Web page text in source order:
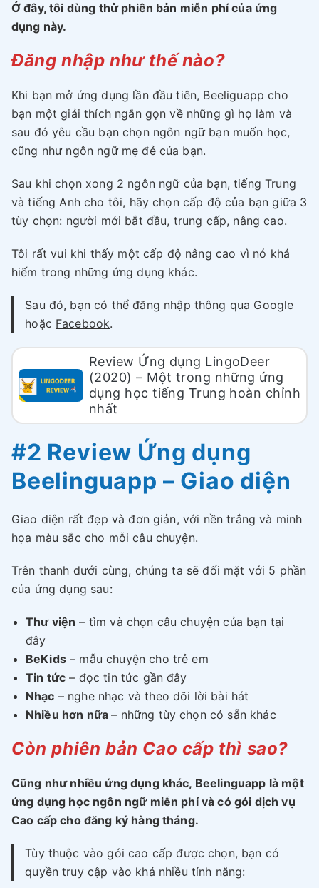
Ở đây, tôi dùng thử phiên bản miễn phí của ứng
dụng này.
Đăng nhập như thế nào?
Khi bạn mở ứng dụng lần đầu tiên, Beeliguapp cho
bạn một giải thích ngắn gọn về những gì họ làm và
sau đó yêu cầu bạn chọn ngôn ngữ bạn muốn học,
cũng như ngôn ngữ mẹ đẻ của bạn.
Sau khi chọn xong 2 ngôn ngữ của bạn, tiếng Trung
và tiếng Anh cho tôi, hãy chọn cấp độ của bạn giữa 3
tùy chọn: người mới bắt đầu, trung cấp, nâng cao.
Tôi rất vui khi thấy một cấp độ nâng cao vì nó khá
hiếm trong những ứng dụng khác.
Sau đó, bạn có thể đăng nhập thông qua Google
hoặc Facebook.
Review Ứng dụng LingoDeer
(2020) – Một trong những ứng
dụng học tiếng Trung hoàn chỉnh
nhất
#2 Review Ứng dụng
Beelinguapp – Giao diện
Giao diện rất đẹp và đơn giản, với nền trắng và minh
họa màu sắc cho mỗi câu chuyện.
Trên thanh dưới cùng, chúng ta sẽ đối mặt với 5 phần
của ứng dụng sau:
Thư viện – tìm và chọn câu chuyện của bạn tại
đây
BeKids– mẫu chuyện cho trẻ em
Tin tức – đọc tin tức gần đây
Nhạc – nghe nhạc và theo dõi lời bài hát
Nhiều hơn nữa– những tùy chọn có sẵn khác
Còn phiên bản Cao cấp thì sao?
Cũng như nhiều ứng dụng khác, Beelinguapp là một
ứng dụng học ngôn ngữ miễn phí và có gói dịch vụ
Cao cấp cho đăng ký hàng tháng.
Tùy thuộc vào gói cao cấp được chọn, bạn có
quyền truy cập vào khá nhiều tính năng: